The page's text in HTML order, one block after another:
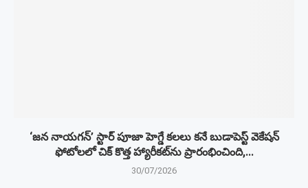
‘జన నాయగన్’ స్టార్ పూజా హెగ్డే కలలు కనే బుడాపెస్ట్ వెకేషన్
ఫోటోలలో చిక్ కొత్త హ్యారీకట్‌ను ప్రారంభించింది,...
30/07/2026